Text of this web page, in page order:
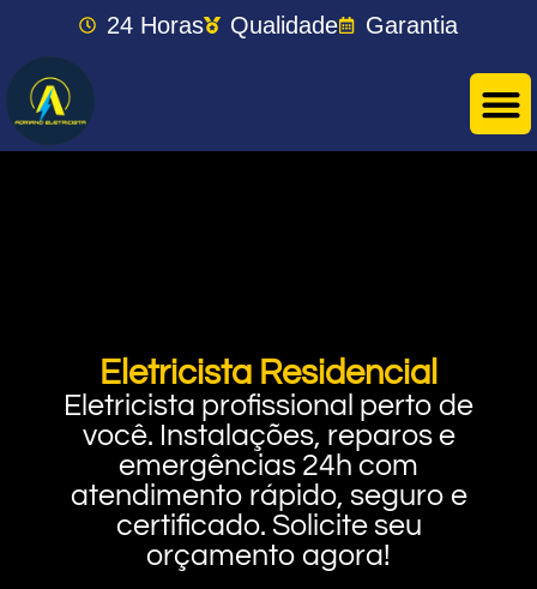
24 Horas Qualidade Garantia
Eletricista Residencial
Eletricista profissional perto de
você. Instalações, reparos e
emergências 24h com
atendimento rápido, seguro e
certificado. Solicite seu
orçamento agora!